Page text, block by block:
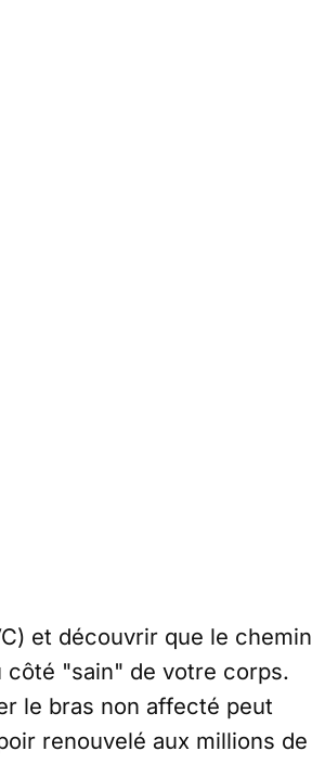
et découvrir que le chemin
côté "sain" de votre corps.
le bras non affecté peut
renouvelé aux millions de